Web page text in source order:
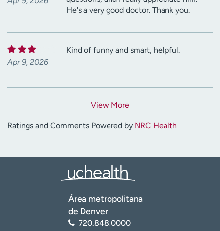
He's a very good doctor. Thank you.
Apr 9, 2026
Kind of funny and smart, helpful.
View More
Ratings and Comments Powered by NRC Health
Área metropolitana
de Denver
720.848.0000